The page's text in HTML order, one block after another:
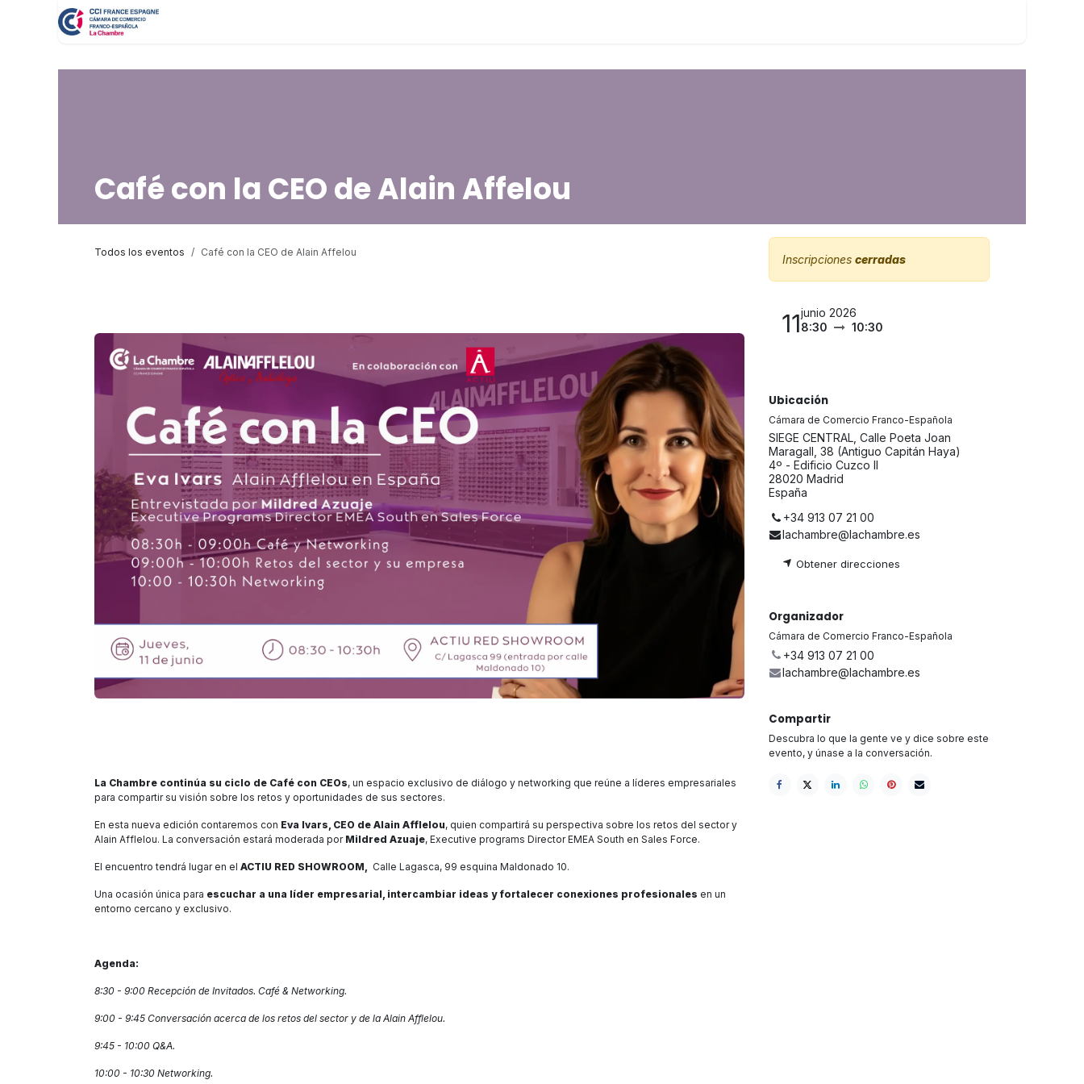
Ir al contenido
Café con la CEO de Alain Affelou
Todos los eventos Café con la CEO de Alain Affelou
La Chambre continúa su ciclo de Café con CEOs, un espacio exclusivo de diálogo y networking que reúne a líderes empresariales
para compartir su visión sobre los retos y oportunidades de sus sectores.
En esta nueva edición contaremos con Eva Ivars, CEO de Alain Afflelou, quien compartirá su perspectiva sobre los retos del sector y
Alain Afflelou. La conversación estará moderada porMildred Azuaje, Executive programs Director EMEA South en Sales Force.
El encuentro tendrá lugar en el ACTIU RED SHOWROOM, Calle Lagasca, 99 esquina Maldonado 10.
Una ocasión única para escuchar a una líder empresarial, intercambiar ideas y fortalecer conexiones profesionales en un
entorno cercano y exclusivo.
Agenda:
8:30 - 9:00 Recepción de Invitados. Café & Networking.
​9:00 - 9:45 Conversación acerca de los retos del sector y de la Alain Afflelou.
​9:45 - 10:00 Q&A.
​10:00 - 10:30 Networking.
Inscripciones cerradas
11junio 2026
8:30
10:30
Ubicación
Cámara de Comercio Franco-Española
SIEGE CENTRAL, Calle Poeta Joan
Maragall, 38 (Antiguo Capitán Haya)
4º - Edificio Cuzco II
28020 Madrid
España
+34 913 07 21 00
lachambre@lachambre.es
Obtener direcciones
Organizador
Cámara de Comercio Franco-Española
+34 913 07 21 00
lachambre@lachambre.es
Compartir
Descubra lo que la gente ve y dice sobre este
evento, y únase a la conversación.